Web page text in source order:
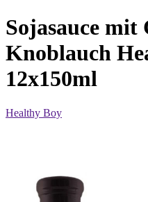
Sojasauce
Knoblauch
12x150ml
Healthy Boy